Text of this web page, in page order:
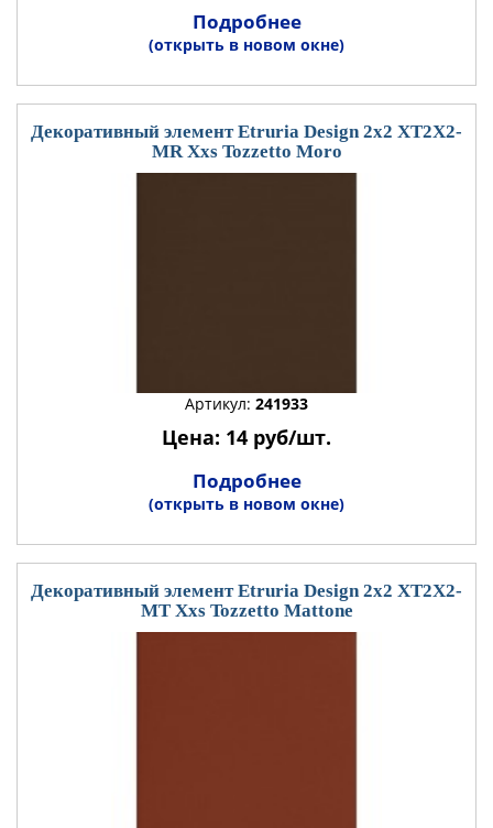
Подробнее
(открыть в новом окне)
Декоративный элемент Etruria Design 2x2 XT2X2-
MR Xxs Tozzetto Moro
Артикул: 241933
Цена: 14 руб/шт.
Подробнее
(открыть в новом окне)
Декоративный элемент Etruria Design 2x2 XT2X2-
MT Xxs Tozzetto Mattone